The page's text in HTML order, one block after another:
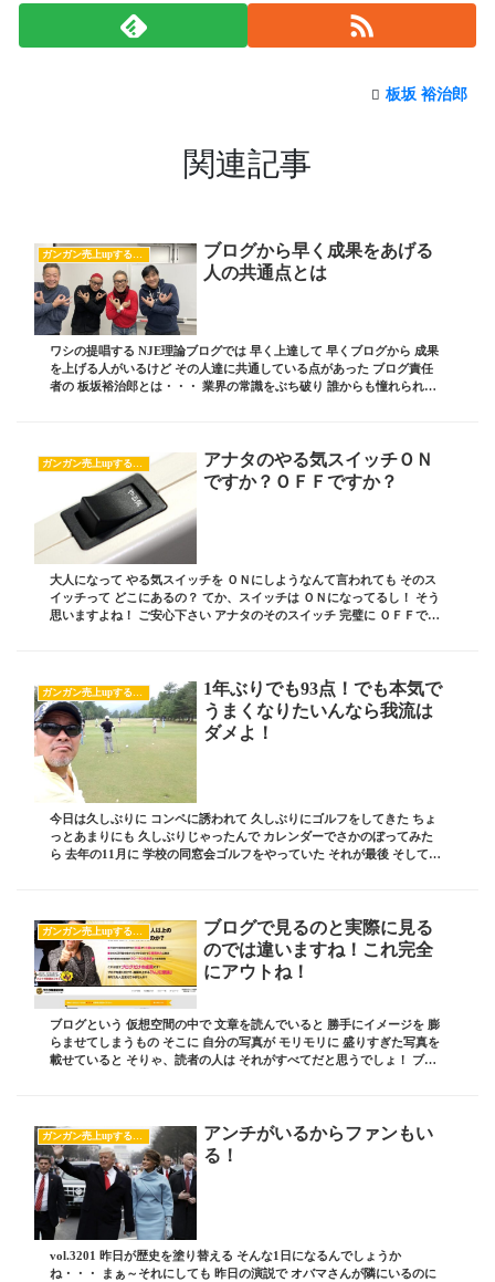
板坂 裕治郎
関連記事
ガンガン売上upするブログの書き方
ブログから早く成果をあげる
人の共通点とは
ワシの提唱する NJE理論ブログでは 早く上達して 早くブログから 成果
を上げる人がいるけど その人達に共通している点があった ブログ責任
者の 板坂裕治郎とは・・・ 業界の常識をぶち破り 誰からも憧れられる
ガンガン売上upするブログの書き方
アナタのやる気スイッチＯＮ
ですか？ＯＦＦですか？
大人になって やる気スイッチを ＯＮにしようなんて言われても そのス
イッチって どこにあるの？ てか、スイッチは ＯＮになってるし！ そう
思いますよね！ ご安心下さい アナタのそのスイッチ 完璧に ＯＦＦです
ガンガン売上upするブログの書き方
1年ぶりでも93点！でも本気で
うまくなりたいんなら我流は
ダメよ！
今日は久しぶりに コンペに誘われて 久しぶりにゴルフをしてきた ちょ
っとあまりにも 久しぶりじゃったんで カレンダーでさかのぼってみた
ら 去年の11月に 学校の同窓会ゴルフをやっていた それが最後 そしてわ
ガンガン売上upするブログの書き方
ブログで見るのと実際に見る
のでは違いますね！これ完全
にアウトね！
ブログという 仮想空間の中で 文章を読んでいると 勝手にイメージを 膨
らませてしまうもの そこに 自分の写真が モリモリに 盛りすぎた写真を
載せていると そりゃ、読者の人は それがすべてだと思うでしょ！ ブロ
ガンガン売上upするブログの書き方
アンチがいるからファンもい
る！
vol.3201 昨日が歴史を塗り替える そんな1日になるんでしょうか
ね・・・ まぁ～それにしても 昨日の演説で オバマさんが隣にいるのに